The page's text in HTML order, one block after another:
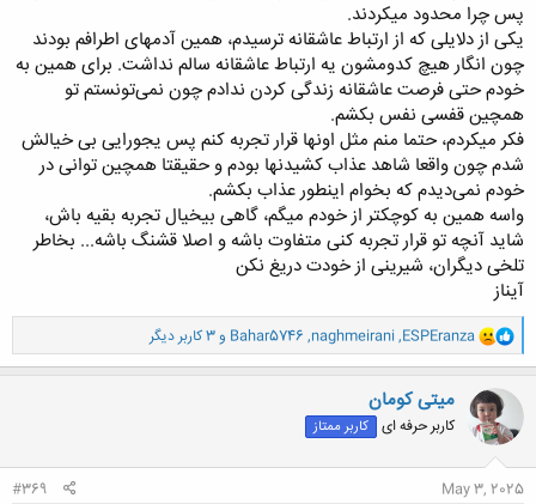
پس چرا محدود میکردند.
یکی از دلایلی که از ارتباط عاشقانه ترسیدم، همین آدمهای اطرافم بودند
چون انگار هیچ کدومشون یه ارتباط عاشقانه سالم نداشت. برای همین به
خودم حتی فرصت عاشقانه زندگی کردن ندادم چون نمی‌تونستم تو
همچین قفسی نفس بکشم.
فکر میکردم، حتما منم مثل اونها قرار تجربه کنم پس یجورایی بی خیالش
شدم چون واقعا شاهد عذاب کشیدنها بودم و حقیقتا همچین توانی در
خودم نمی‌دیدم که بخوام اینطور عذاب بکشم.
واسه همین به کوچکتر از خودم میگم، گاهی بیخیال تجربه بقیه باش،
شاید آنچه تو قرار تجربه کنی متفاوت باشه و اصلا قشنگ باشه... بخاطر
تلخی دیگران، شیرینی از خودت دریغ نکن
آیناز
و
ا
ک
ن
ش
ه
:
ESPEranza
,
naghmeirani
,
Bahar5746 و 3 کاربر دیگر
میتی کومان
کاربر حرفه ای کاربر ممتاز
May 3, 2025
#369